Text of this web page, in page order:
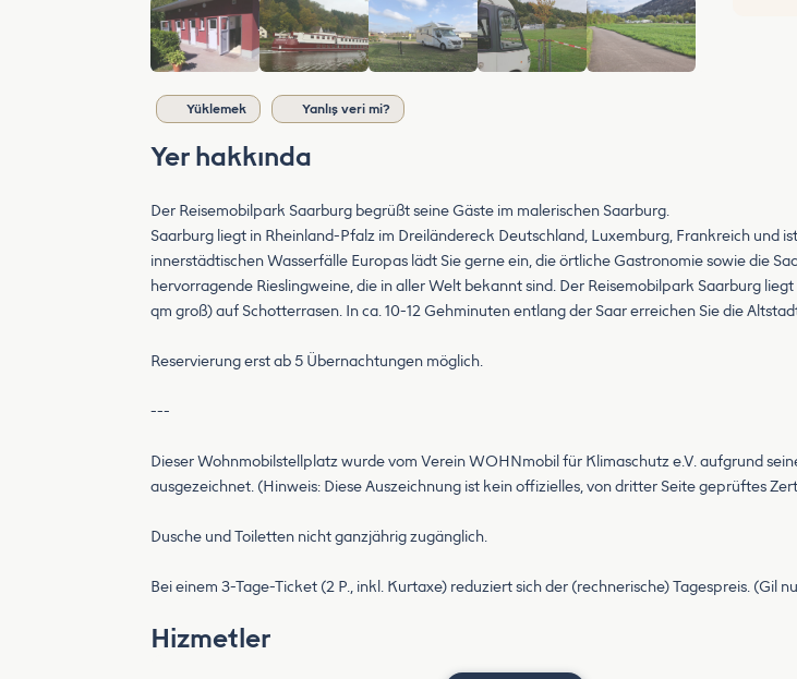
Yüklemek Yanlış veri mi?
Yer hakkında
Der Reisemobilpark Saarburg begrüßt seine Gäste im malerischen Saarburg.
Saarburg liegt in Rheinland-Pfalz im Dreiländereck Deutschland, Luxemburg, Frankreich
innerstädtischen Wasserfälle Europas lädt Sie gerne ein, die örtliche Gastronomie sowie die
hervorragende Rieslingweine, die in aller Welt bekannt sind. Der Reisemobilpark Saarburg
qm groß) auf Schotterrasen. In ca. 10-12 Gehminuten entlang der Saar erreichen Sie die
Reservierung erst ab 5 Übernachtungen möglich.
---
Dieser Wohnmobilstellplatz wurde vom Verein WOHNmobil für Klimaschutz e.V. aufgrund
ausgezeichnet. (Hinweis: Diese Auszeichnung ist kein offizielles, von dritter Seite geprüftes
Dusche und Toiletten nicht ganzjährig zugänglich.
Bei einem 3-Tage-Ticket (2 P., inkl. Kurtaxe) reduziert sich der (rechnerische) Tagespreis. (Gil
Hizmetler